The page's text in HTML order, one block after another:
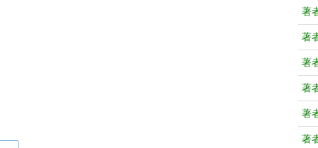
著
著
著
著
著
著